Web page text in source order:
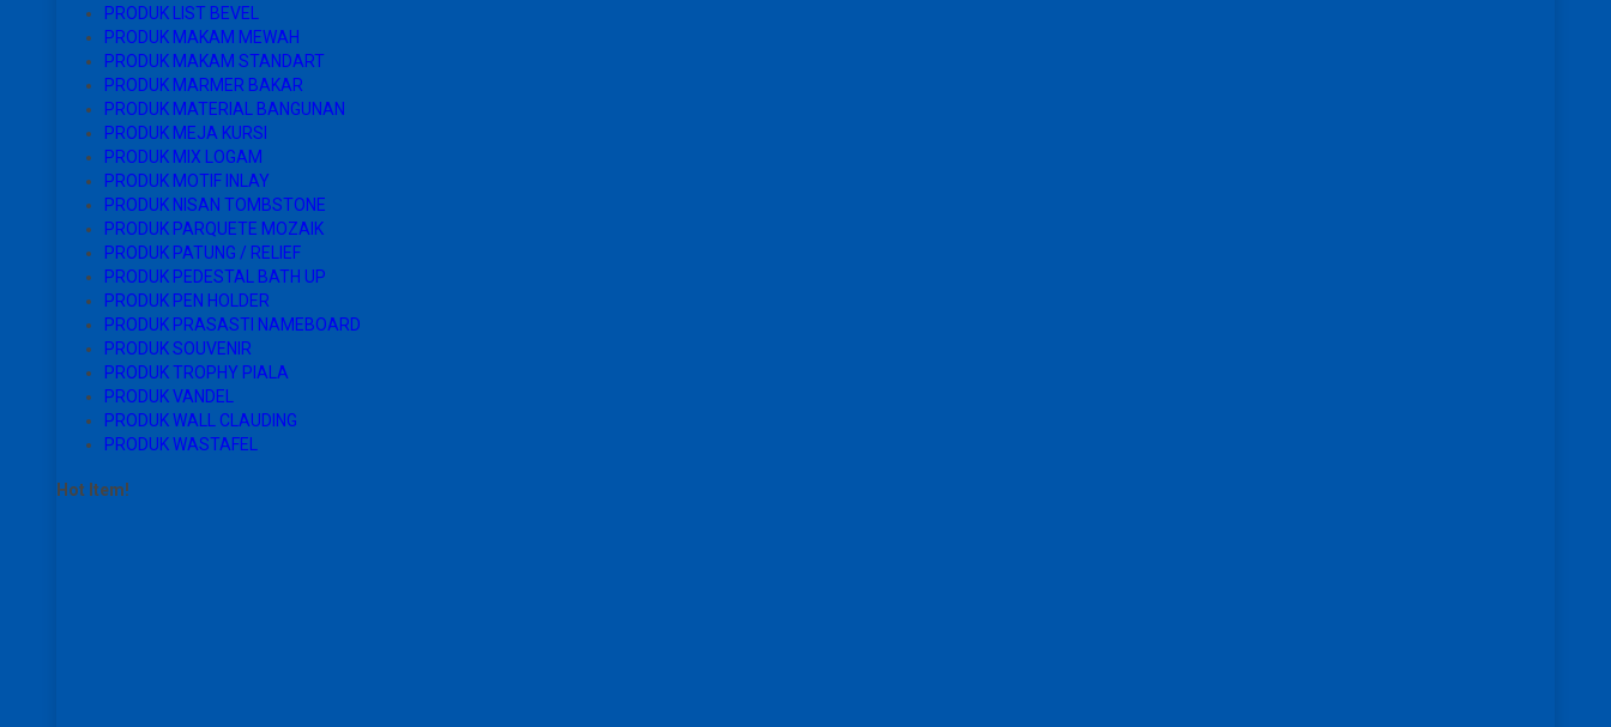
PRODUK LIST BEVEL
PRODUK MAKAM MEWAH
PRODUK MAKAM STANDART
PRODUK MARMER BAKAR
PRODUK MATERIAL BANGUNAN
PRODUK MEJA KURSI
PRODUK MIX LOGAM
PRODUK MOTIF INLAY
PRODUK NISAN TOMBSTONE
PRODUK PARQUETE MOZAIK
PRODUK PATUNG / RELIEF
PRODUK PEDESTAL BATH UP
PRODUK PEN HOLDER
PRODUK PRASASTI NAMEBOARD
PRODUK SOUVENIR
PRODUK TROPHY PIALA
PRODUK VANDEL
PRODUK WALL CLAUDING
PRODUK WASTAFEL
Hot Item!